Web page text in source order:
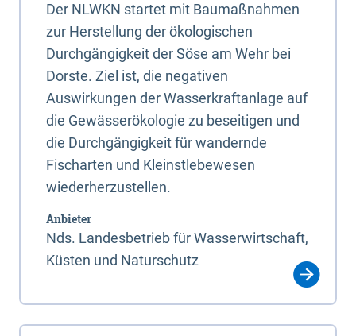
Der NLWKN startet mit Baumaßnahmen
zur Herstellung der ökologischen
Durchgängigkeit der Söse am Wehr bei
Dorste. Ziel ist, die negativen
Auswirkungen der Wasserkraftanlage auf
die Gewässerökologie zu beseitigen und
die Durchgängigkeit für wandernde
Fischarten und Kleinstlebewesen
wiederherzustellen.
Anbieter
Nds. Landesbetrieb für Wasserwirtschaft,
Küsten und Naturschutz